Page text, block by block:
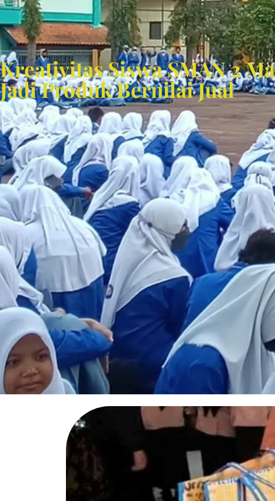
Kreativitas Siswa SMAN 2
Jadi Produk Bernilai Jual